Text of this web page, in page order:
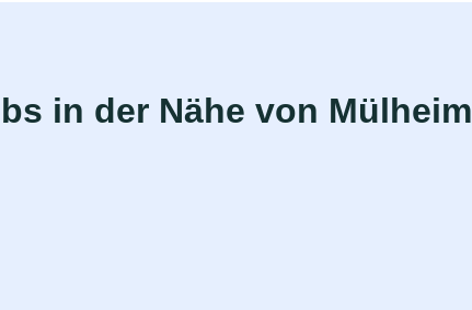
in der Nähe von Mülheim